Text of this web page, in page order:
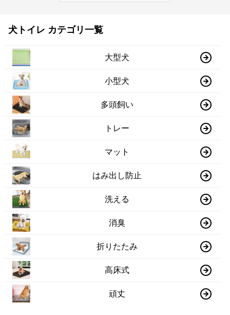
犬トイレ カテゴリ一覧
大型犬
小型犬
多頭飼い
トレー
マット
はみ出し防止
洗える
消臭
折りたたみ
高床式
頑丈